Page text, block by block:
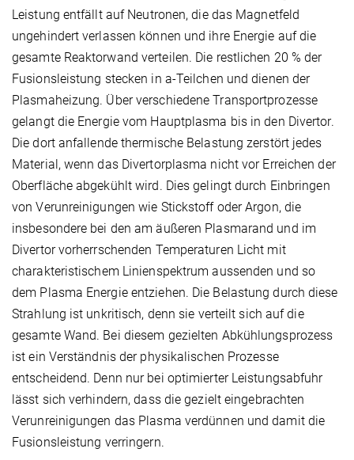
Leistung entfällt auf Neutronen, die das Magnetfeld
ungehindert verlassen können und ihre Energie auf die
gesamte Reaktorwand verteilen. Die restlichen 20 % der
Fusionsleistung stecken in a-Teilchen und dienen der
Plasmaheizung. Über verschiedene Transportprozesse
gelangt die Energie vom Hauptplasma bis in den Divertor.
Die dort anfallende thermische Belastung zerstört jedes
Material, wenn das Divertorplasma nicht vor Erreichen der
Oberfläche abgekühlt wird. Dies gelingt durch Einbringen
von Verunreinigungen wie Stickstoff oder Argon, die
insbesondere bei den am äußeren Plasmarand und im
Divertor vorherrschenden Temperaturen Licht mit
charakteristischem Linienspektrum aussenden und so
dem Plasma Energie entziehen. Die Belastung durch diese
Strahlung ist unkritisch, denn sie verteilt sich auf die
gesamte Wand. Bei diesem gezielten Abkühlungsprozess
ist ein Verständnis der physikalischen Prozesse
entscheidend. Denn nur bei optimierter Leistungsabfuhr
lässt sich verhindern, dass die gezielt eingebrachten
Verunreinigungen das Plasma verdünnen und damit die
Fusionsleistung verringern.